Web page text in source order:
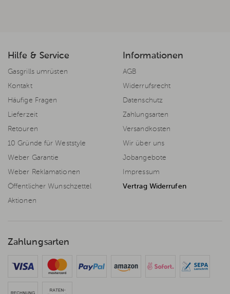
Hilfe & Service
Gasgrills umrüsten
Kontakt
Häufige Fragen
Lieferzeit
Retouren
10 Gründe für Weststyle
Weber Garantie
Weber Reklamationen
Öffentlicher Wunschzettel
Aktionen
Informationen
AGB
Widerrufsrecht
Datenschutz
Zahlungsarten
Versandkosten
Wir über uns
Jobangebote
Impressum
Vertrag Widerrufen
Zahlungsarten